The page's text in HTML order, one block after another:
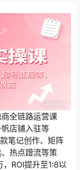
全链路运营课
店铺入驻等
笔记创作、矩阵
热点蹭流等策
ROI提升至1:8以